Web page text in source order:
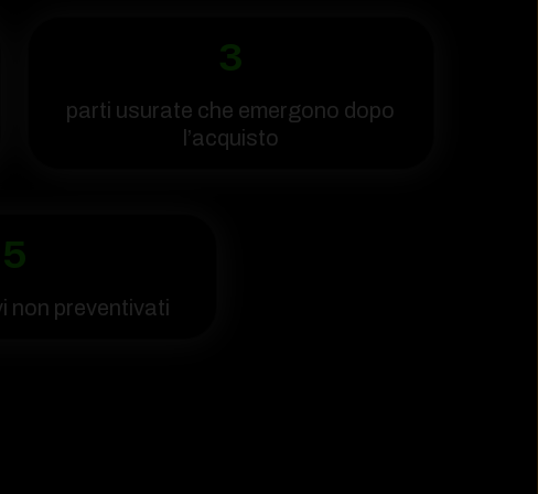
3
parti usurate che emergono dopo
l’acquisto
5
non preventivati